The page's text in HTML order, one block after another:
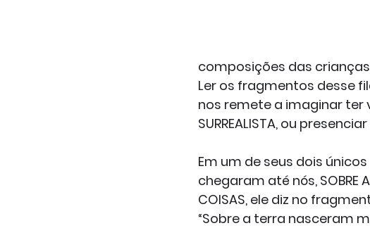
composições das
Ler os fragmentos desse
nos remete a imaginar ter
SURREALISTA, ou
Em um de seus dois
chegaram até nós, SOBRE A
COISAS, ele diz no
“Sobre a terra nasceram